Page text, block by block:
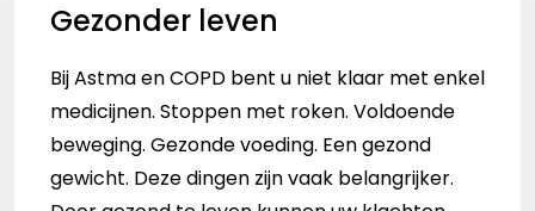
Gezonder leven
Bij Astma en COPD bent u niet klaar met enkel
medicijnen. Stoppen met roken. Voldoende
beweging. Gezonde voeding. Een gezond
gewicht. Deze dingen zijn vaak belangrijker.